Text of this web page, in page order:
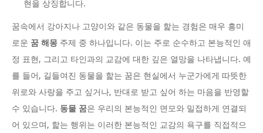
현을 상징합니다.
꿈속에서 강아지나 고양이와 같은 동물을 핥는 경험은 매우 흥미
로운 꿈 해몽 주제 중 하나입니다. 이는 주로 순수하고 본능적인 애
정 표현, 그리고 타인과의 교감에 대한 깊은 열망을 나타냅니다. 예
를 들어, 길들여진 동물을 핥는 꿈은 현실에서 누군가에게 따뜻한
위로와 사랑을 주고 싶거나, 반대로 받고 싶어 하는 마음을 반영할
수 있습니다. 동물 꿈은 우리의 본능적인 면모와 밀접하게 연결되
어 있으며, 핥는 행위는 이러한 본능적인 교감의 욕구를 직접적으